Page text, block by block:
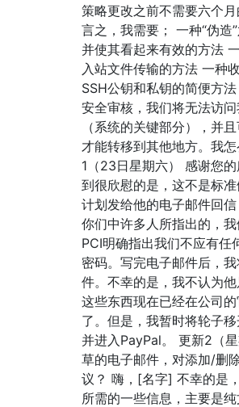
策略更改之前不需要六个
言之，我需要； 一种“伪造
并使其看起来有效的方法
入站文件传输的方法 一种
SSH公钥和私钥的简便方
安全审核，我们将无法访
（系统的关键部分），并
才能转移到其他地方。我
1（23日星期六） 感谢您
到很欣慰的是，这不是标
计划发给他的电子邮件回
你们中许多人所指出的，我
PCI明确指出我们不应有任
密码。写完电子邮件后，
件。不幸的是，我不认为他
这些东西现在已经在公司
了。但是，我暂时将轮子
并进入Pay​​Pal。 更新2（
草的电子邮件，对添加/删
议？ 嗨，[名字] 不幸的是
所需的一些信息，主要是